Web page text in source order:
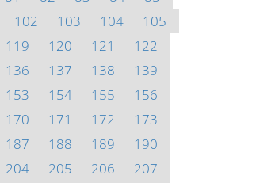
102 103 104
105
119 120 121
122
136 137 138
139
153 154 155
156
170 171 172
173
187 188 189
190
204 205 206
207